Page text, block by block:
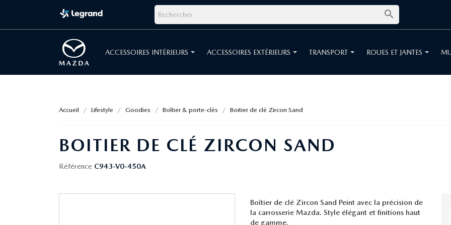

ACCESSOIRES INTÉRIEURS ACCESSOIRES EXTÉRIEURS TRANSPORT ROUES ET JANTES
Accueil Lifestyle Goodies Boîtier & porte-clés Boitier de clé Zircon Sand
BOITIER DE CLÉ ZIRCON SAND
Référence C943-V0-450A
Boîtier de clé Zircon Sand Peint avec la précision de
la carrosserie Mazda. Style élégant et finitions haut
de gamme.